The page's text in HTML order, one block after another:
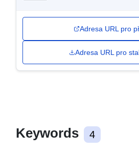
Adresa URL pro
Adresa URL pro
Keywords 4